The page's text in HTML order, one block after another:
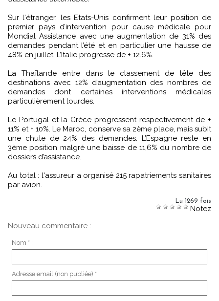
Sur l'étranger, les Etats-Unis confirment leur position de
premier pays d’intervention pour cause médicale pour
Mondial Assistance avec une augmentation de 31% des
demandes pendant l’été et en particulier une hausse de
48% en juillet. L’Italie progresse de + 12.6%.
La Thaïlande entre dans le classement de tête des
destinations avec 12% d’augmentation des nombres de
demandes dont certaines interventions médicales
particulièrement lourdes.
Le Portugal et la Grèce progressent respectivement de +
11% et + 10%. Le Maroc, conserve sa 2ème place, mais subit
une chute de 24% des demandes. L’Espagne reste en
3ème position malgré une baisse de 11,6% du nombre de
dossiers d’assistance.
Au total : l'assureur a organisé 215 rapatriements sanitaires
par avion.
Lu 1269 fois
Notez
Nouveau commentaire :
Nom * :
Adresse email (non publiée) * :